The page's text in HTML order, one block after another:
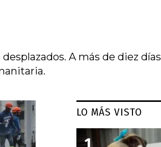
A más de diez días
LO MÁS VISTO